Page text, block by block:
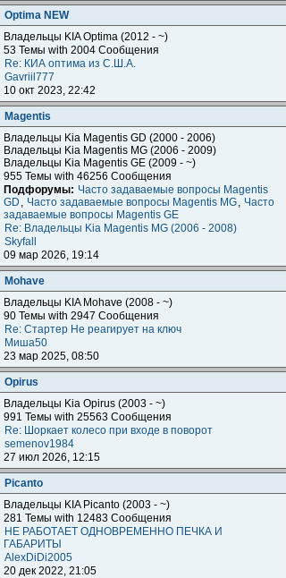
Optima NEW
Владельцы KIA Optima (2012 - ~)
53 Темы with 2004 Сообщения
Re: КИА оптима из С.Ш.А.
Gavriil777
10 окт 2023, 22:42
Magentis
Владельцы Kia Magentis GD (2000 - 2006)
Владельцы Kia Magentis MG (2006 - 2009)
Владельцы Kia Magentis GE (2009 - ~)
955 Темы with 46256 Сообщения
Подфорумы: Часто задаваемые вопросы Magentis
GD , Часто задаваемые вопросы Magentis MG, Часто
задаваемые вопросы Magentis GE
Re: Владельцы Kia Magentis MG (2006 - 2008)
Skyfall
09 мар 2026, 19:14
Mohave
Владельцы KIA Mohave (2008 - ~)
90 Темы with 2947 Сообщения
Re: Стартер Не реагирует на ключ
Миша50
23 мар 2025, 08:50
Opirus
Владельцы Kia Opirus (2003 - ~)
991 Темы with 25563 Сообщения
Re: Шоркает колесо при входе в поворот
semenov1984
27 июл 2026, 12:15
Piсanto
Владельцы KIA Piсanto (2003 - ~)
281 Темы with 12483 Сообщения
НЕ РАБОТАЕТ ОДНОВРЕМЕННО ПЕЧКА И
ГАБАРИТЫ
AlexDiDi2005
20 дек 2022, 21:05